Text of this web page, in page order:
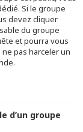
Si le groupe
devez cliquer
du groupe
et pourra vous
pas harceler un
d’un groupe